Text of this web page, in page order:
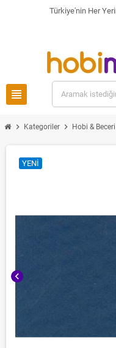
Türkiye'nin Her
view_headline
chevron_right Kategoriler chevron_right Hobi & Beceri
chevron_left
YENI